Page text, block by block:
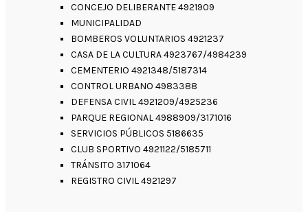
CONCEJO DELIBERANTE 4921909
MUNICIPALIDAD
BOMBEROS VOLUNTARIOS 4921237
CASA DE LA CULTURA 4923767/4984239
CEMENTERIO 4921348/5187314
CONTROL URBANO 4983388
DEFENSA CIVIL 4921209/4925236
PARQUE REGIONAL 4988909/3171016
SERVICIOS PÚBLICOS 5186635
CLUB SPORTIVO 4921122/5185711
TRÁNSITO 3171064
REGISTRO CIVIL 4921297